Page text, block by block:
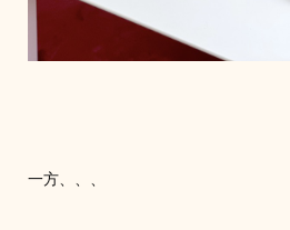
一方、、、